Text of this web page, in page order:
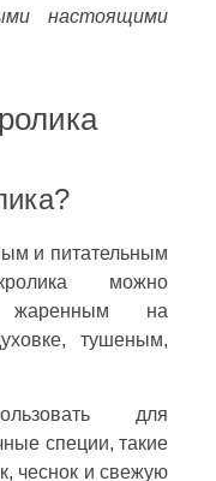
настоящими
и питательным
можно
жаренным на
тушеным,
для
специи, такие
чеснок и свежую